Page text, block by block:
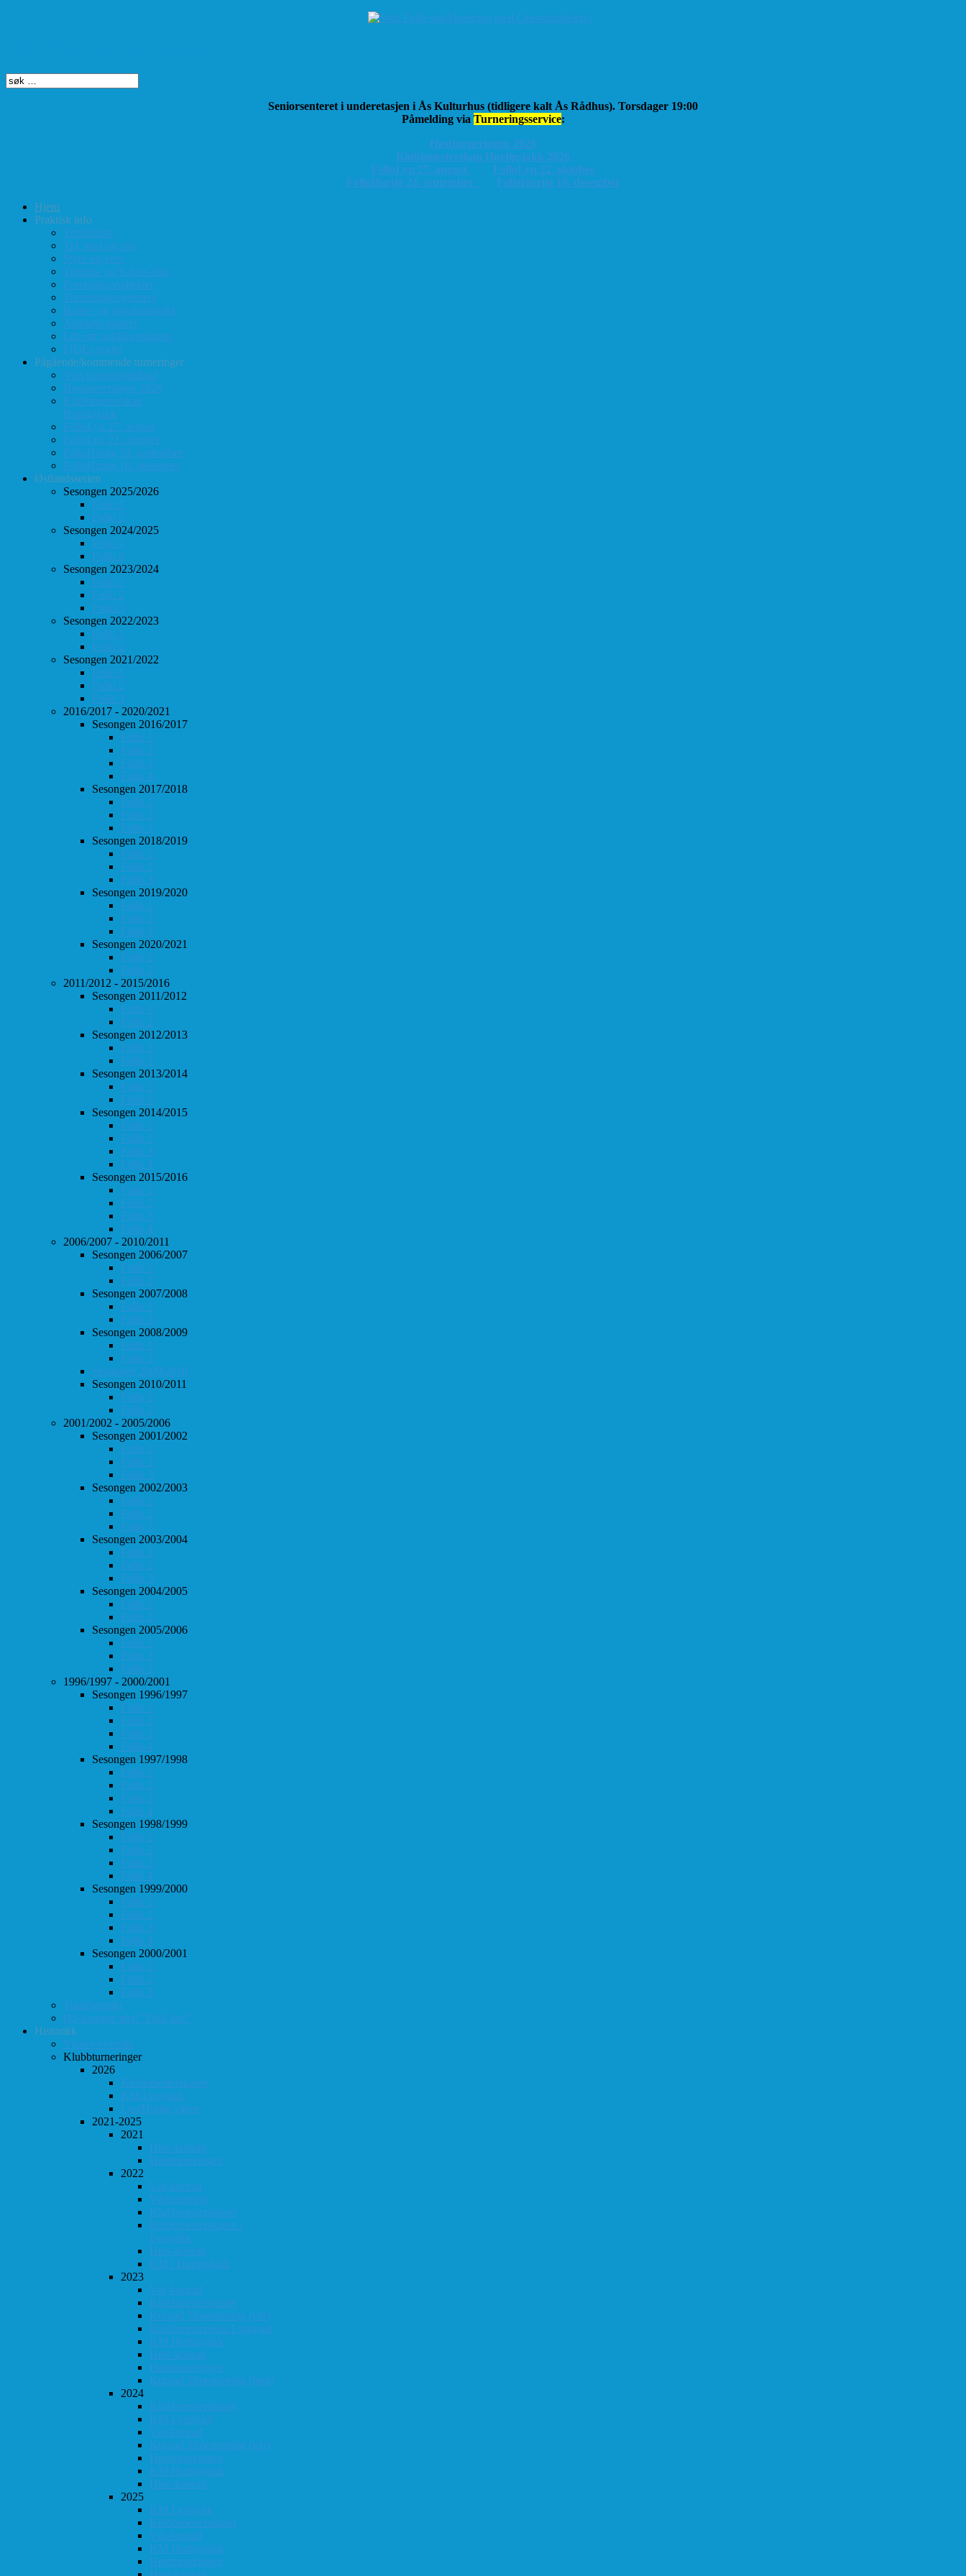
Seniorsenteret i underetasjen i Ås Kulturhus (tidligere kalt Ås Rådhus). Torsdager 19:00
Påmelding via Turneringsservice:
Høstturneringen 2026
Klubbmesterskap Hurtigsjakk 2026
FolloLyn 27. august
FolloLyn 22. oktober
FolloHurtig 24. september
FolloHurtig 10. desember
Hjem
Praktisk info
Terminliste
Tid, sted og pris
Styre og verv
Telefon- og E-post-liste
Forenings-vedtekter
Turneringsreglement
Barne- og ungdomssjakk
Årsmøte-papirer
Litt om sjakkforeningen
FIDEs regler
Pågående/kommende turneringer
Vårt turneringstilbud
Høstturneringen 2026
Klubbmesterskap
Hurtigsjakk
FolloLyn 27. august
FolloLyn 22. oktober
FolloHurtig 24. september
FolloHurtig 10. desember
Østlandsserien
Sesongen 2025/2026
Follo 1
Follo 2
Sesongen 2024/2025
Follo 1
Follo 2
Sesongen 2023/2024
Follo 1
Follo 2
Follo 3
Sesongen 2022/2023
Follo 1
Follo 2
Sesongen 2021/2022
Follo 1
Follo 2
Follo 3
2016/2017 - 2020/2021
Sesongen 2016/2017
Follo 1
Follo 2
Follo 3
Follo 4
Sesongen 2017/2018
Follo 1
Follo 2
Follo 3
Sesongen 2018/2019
Follo 1
Follo 2
Follo 3
Sesongen 2019/2020
Follo 1
Follo 2
Follo 3
Sesongen 2020/2021
Follo 1
Follo 2
2011/2012 - 2015/2016
Sesongen 2011/2012
Follo 1
Follo 2
Sesongen 2012/2013
Follo 1
Follo 2
Sesongen 2013/2014
Follo 1
Follo 2
Sesongen 2014/2015
Follo 1
Follo 2
Follo 3
Follo 4
Sesongen 2015/2016
Follo 1
Follo 2
Follo 3
Follo 4
2006/2007 - 2010/2011
Sesongen 2006/2007
Follo 1
Follo 2
Sesongen 2007/2008
Follo 1
Follo 2
Sesongen 2008/2009
Follo 1
Follo 2
Sesongen 2009/2010
Sesongen 2010/2011
Follo 1
Follo 2
2001/2002 - 2005/2006
Sesongen 2001/2002
Follo 1
Follo 2
Follo 3
Sesongen 2002/2003
Follo 1
Follo 2
Follo 3
Sesongen 2003/2004
Follo 1
Follo 2
Follo 3
Sesongen 2004/2005
Follo 1
Follo 2
Sesongen 2005/2006
Follo 1
Follo 2
Follo 3
1996/1997 - 2000/2001
Sesongen 1996/1997
Follo 1
Follo 2
Follo 3
Follo 4
Sesongen 1997/1998
Follo 1
Follo 2
Follo 3
Follo 4
Sesongen 1998/1999
Follo 1
Follo 2
Follo 3
Follo 4
Sesongen 1999/2000
Follo 1
Follo 2
Follo 3
Follo 4
Sesongen 2000/2001
Follo 1
Follo 2
Follo 3
Totaloversikt
ØS-kamper med "Fullt hus"
Historikk
Vinner-oversikt
Klubbturneringer
2026
Klubbmesterskapet
KM Lynsjakk
Lyn/Hurtig våren
2021-2025
2021
Høst-konrad
Høstturneringen
2022
Vår-konrad
Vårturnering
Klubbmesterskapet
Klubbmesterskapet i
Lynsjakk
Høst-konrad
KM i Hurtigsjakk
2023
Vår-konrad
Klubbmesterskapet
Konrad Timestrening (vår)
Klubbmesterskap Lynsjakk
KM Hurtigsjakk
Høst-konrad
Høstturneringen
Konrad Timestrening (høst)
2024
Klubbmesterskapet
KM Lynsjakk
Vår-konrad
Konrad Timestrening (vår)
Høstturneringen
KM Hurtigsjakk
Høst-konrad
2025
KM Lynsjakk
Klubbmesterskapet
Vår-konrad
KM Hurtigsjakk
Høstturneringen